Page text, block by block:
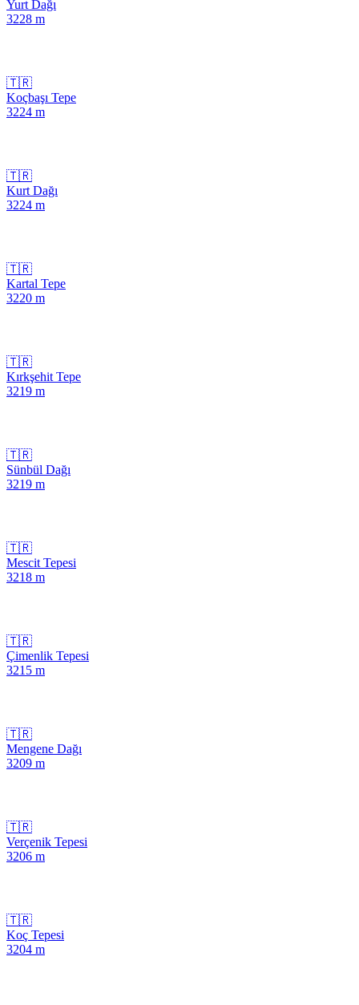
Yurt Dağı
3228 m
🇹🇷
Koçbaşı Tepe
3224 m
🇹🇷
Kurt Dağı
3224 m
🇹🇷
Kartal Tepe
3220 m
🇹🇷
Kırkşehit Tepe
3219 m
🇹🇷
Sünbül Dağı
3219 m
🇹🇷
Mescit Tepesi
3218 m
🇹🇷
Çimenlik Tepesi
3215 m
🇹🇷
Mengene Dağı
3209 m
🇹🇷
Verçenik Tepesi
3206 m
🇹🇷
Koç Tepesi
3204 m